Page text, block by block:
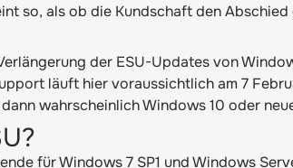
so, als ob die Kundschaft den
der ESU-Updates von
läuft hier voraussichtlich am 7
wahrscheinlich Windows 10 oder
für Windows 7 SP1 und Windows